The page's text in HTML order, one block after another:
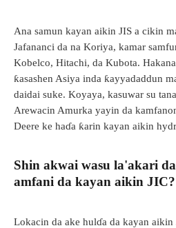
Ana samun kayan aikin JIS a cikin
Jafananci da na Koriya, kamar
Kobelco, Hitachi, da Kubota.
ƙasashen Asiya inda ƙayyadaddun
daidai suke. Koyaya, kasuwar su
Arewacin Amurka yayin da
Deere ke haɗa ƙarin kayan aikin
Shin akwai wasu la'akari
amfani da kayan aikin JIC?
Lokacin da ake hulɗa da kayan